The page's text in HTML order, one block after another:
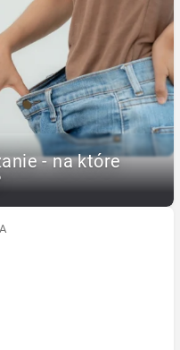
- na które